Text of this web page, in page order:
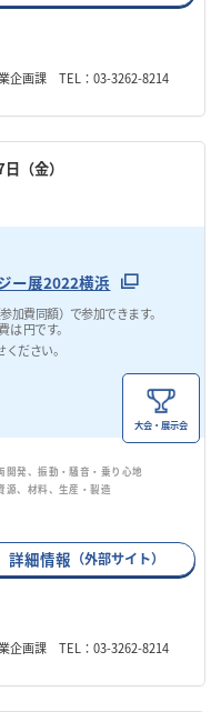
企画課 TEL：03-3262-8214
（金）
ー展2022横浜
加費同額）で参加できます。
円です。
ださい。
大会・展示会
開発、振動・騒音・乗り心地
源、材料、生産・製造
詳細情報 （外部サイト）
企画課 TEL：03-3262-8214